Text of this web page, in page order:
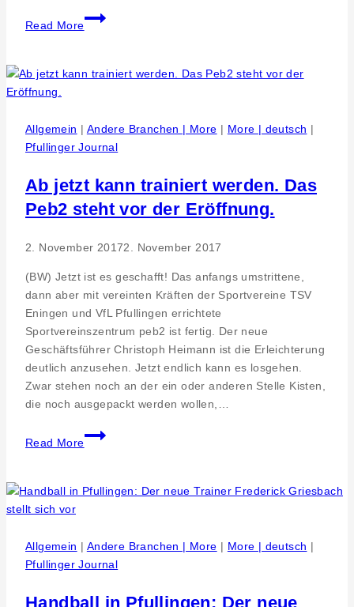
Read More
Pilgerweg
für
heiligen
Allgemein | Andere Branchen | More | More | deutsch |
Pfullinger Journal
Ab jetzt kann trainiert werden. Das
Peb2 steht vor der Eröffnung.
2. November 20172. November 2017
(BW) Jetzt ist es geschafft! Das anfangs umstrittene,
dann aber mit vereinten Kräften der Sportvereine TSV
Eningen und VfL Pfullingen errichtete
Sportvereinszentrum peb2 ist fertig. Der neue
Geschäftsführer Christoph Heimann ist die Erleichterung
deutlich anzusehen. Jetzt endlich kann es losgehen.
Zwar stehen noch an der ein oder anderen Stelle Kisten,
die noch ausgepackt werden wollen,…
Read More
Ab
jetzt
trainiert
Peb2
der
Allgemein | Andere Branchen | More | More | deutsch |
Pfullinger Journal
Handball in Pfullingen: Der neue